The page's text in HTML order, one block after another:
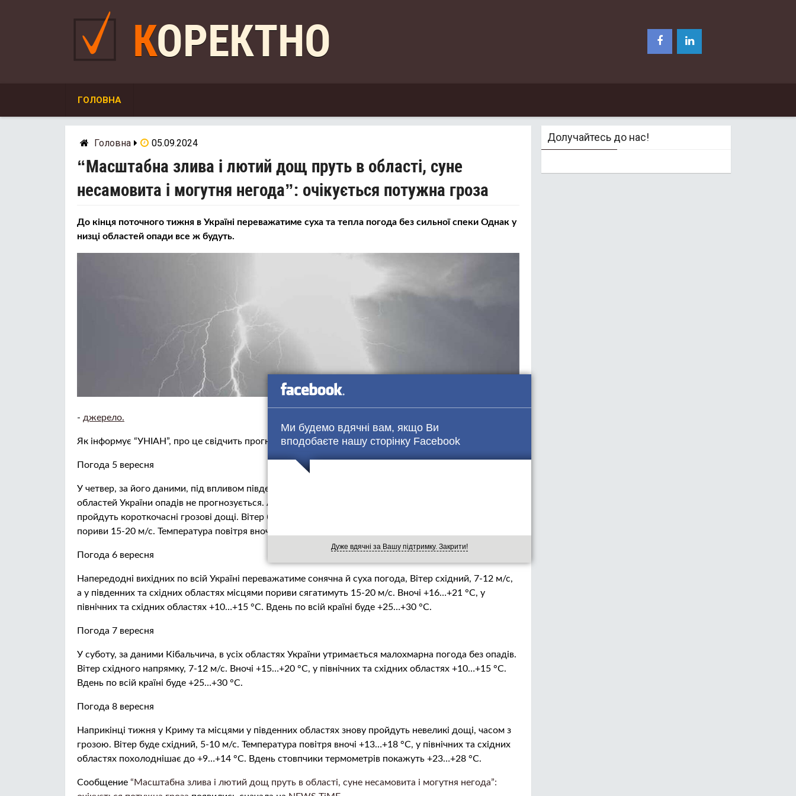
Ми будемо вдячні вам, якщо Ви
вподобаєте нашу сторінку Facebook
Дуже вдячні за Вашу підтримку. Закрити!
КОРЕКТНО
ГОЛОВНА
Головна 05.09.2024
“Масштабна злива і лютий дощ пруть в області, суне
несамовита і могутня негода”: очікується потужна гроза
До кінця поточного тижня в Україні переважатиме суха та тепла погода без сильної спеки Однак у
низці областей опади все ж будуть.
- джерело.
Як інформує “УНІАН”, про це свідчить прогноз синоптика Ігоря Кібальчича.
Погода 5 вересня
У четвер, за його даними, під впливом південно-західної периферії антициклону у більшості
областей України опадів не прогнозується. Але у південних областях, а також у Криму місцями
пройдуть короткочасні грозові дощі. Вітер буде східний, 7-12 м/с, у Приазов’ї та на півдні місцями
пориви 15-20 м/с. Температура повітря вночі +16…+21 °С, а вдень +27…+32 °С.
Погода 6 вересня
Напередодні вихідних по всій Україні переважатиме сонячна й суха погода, Вітер східний, 7-12 м/с,
а у південних та східних областях місцями пориви сягатимуть 15-20 м/с. Вночі +16…+21 °С, у
північних та східних областях +10…+15 °С. Вдень по всій країні буде +25…+30 °С.
Погода 7 вересня
У суботу, за даними Кібальчича, в усіх областях України утримається малохмарна погода без опадів.
Вітер східного напрямку, 7-12 м/с. Вночі +15…+20 °С, у північних та східних областях +10…+15 °С.
Вдень по всій країні буде +25…+30 °С.
Погода 8 вересня
Наприкінці тижня у Криму та місцями у південних областях знову пройдуть невеликі дощі, часом з
грозою. Вітер буде східний, 5-10 м/с. Температура повітря вночі +13…+18 °С, у північних та східних
областях похолоднішає до +9…+14 °С. Вдень стовпчики термометрів покажуть +23…+28 °С.
Сообщение “Масштабна злива і лютий дощ пруть в області, суне несамовита і могутня негода”:
Долучайтесь до нас!